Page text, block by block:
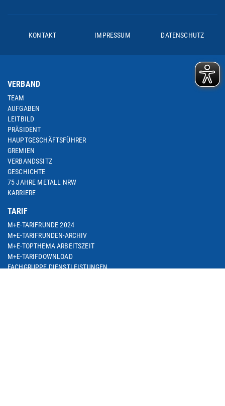
KONTAKT IMPRESSUM DATENSCHUTZ
VERBAND
TEAM
AUFGABEN
LEITBILD
PRÄSIDENT
HAUPTGESCHÄFTSFÜHRER
GREMIEN
VERBANDSSITZ
GESCHICHTE
75 JAHRE METALL NRW
KARRIERE
TARIF
M+E-TARIFRUNDE 2024
M+E-TARIFRUNDEN-ARCHIV
M+E-TOPTHEMA ARBEITSZEIT
M+E-TARIFDOWNLOAD
FACHGRUPPE DIENSTLEISTUNGEN